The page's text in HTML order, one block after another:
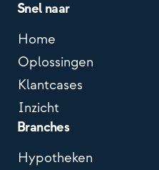
Snel naar
Home
Oplossingen
Klantcases
Inzicht
Branches
Hypotheken